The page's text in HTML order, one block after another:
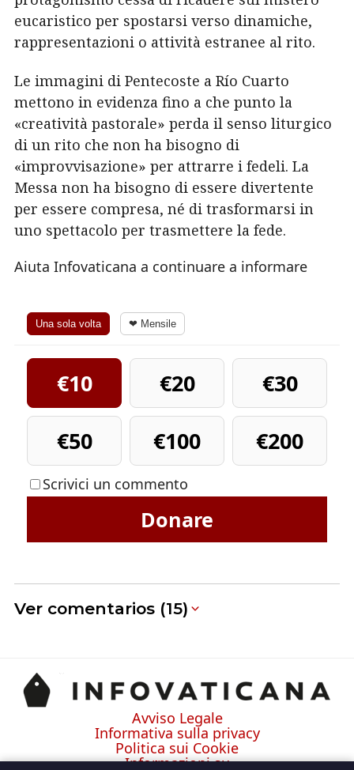
eucaristico per spostarsi verso dinamiche,
rappresentazioni o attività estranee al rito.
Le immagini di Pentecoste a Río Cuarto
mettono in evidenza fino a che punto la
«creatività pastorale» perda il senso liturgico
di un rito che non ha bisogno di
«improvvisazione» per attrarre i fedeli. La
Messa non ha bisogno di essere divertente
per essere compresa, né di trasformarsi in
uno spettacolo per trasmettere la fede.
Aiuta Infovaticana a continuare a informare
Una sola volta ❤ Mensile
€10 €20
€30
€50
€100 €200
Scrivici un commento
Donare
Ver comentarios (15)
Avviso Legale
Informativa sulla privacy
Politica sui Cookie
Informazioni su